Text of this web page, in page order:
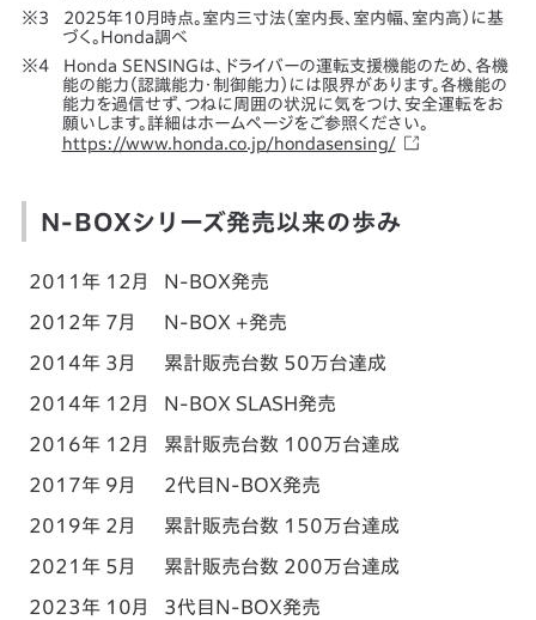
2025年10月時点。室内三寸法（室内長、室内幅、室内高）に基
づく。Honda調べ
Honda SENSINGは、ドライバーの運転支援機能のため、各機
能の能力（認識能力・制御能力）には限界があります。各機能の
能力を過信せず、つねに周囲の状況に気をつけ、安全運転をお
願いします。詳細はホームページをご参照ください。
https://www.honda.co.jp/hondasensing/
N-BOXシリーズ発売以来の歩み
2011年 12月 N-BOX発売
2012年 7月 N-BOX +発売
2014年 3月 累計販売台数 50万台達成
2014年 12月 N-BOX SLASH発売
2016年 12月 累計販売台数 100万台達成
2017年 9月 2代目N-BOX発売
2019年 2月 累計販売台数 150万台達成
2021年 5月 累計販売台数 200万台達成
2023年 10月 3代目N-BOX発売